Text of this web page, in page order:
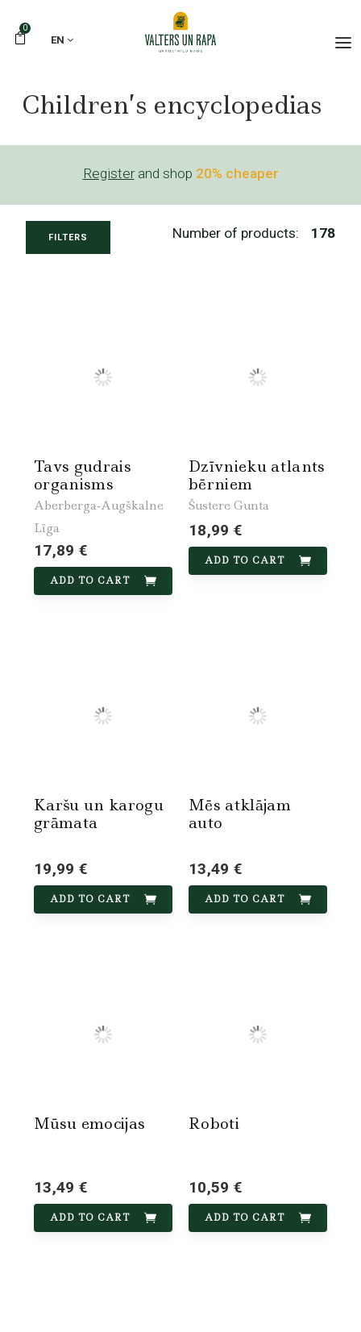
0
EN
Children’s encyclopedias
Register and shop 20% cheaper
FILTERS Number of products: 178
Tavs gudrais
organisms
Aberberga-Augškalne
Līga
17,89 €
ADD TO CART
Dzīvnieku atlants
bērniem
Šustere Gunta
18,99 €
ADD TO CART
Karšu un karogu
grāmata
19,99 €
ADD TO CART
Mēs atklājam
auto
13,49 €
ADD TO CART
Mūsu emocijas
13,49 €
ADD TO CART
Roboti
10,59 €
ADD TO CART